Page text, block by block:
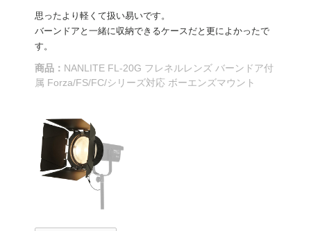
思ったより軽くて扱い易いです。
バーンドアと一緒に収納できるケースだと更によかったで
す。
商品： NANLITE FL-20G フレネルレンズ バーンドア付
属 Forza/FS/FC/シリーズ対応 ボーエンズマウント